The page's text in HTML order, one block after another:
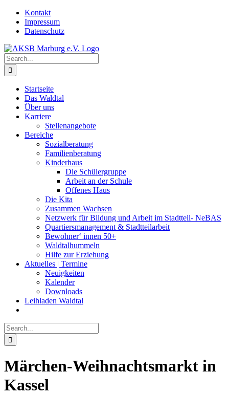
Skip
content
Kontakt
Impressum
Datenschutz
Search
for:
Startseite
Das Waldtal
Über uns
Karriere
Stellenangebote
Bereiche
Sozialberatung
Familienberatung
Kinderhaus
Die Schülergruppe
Arbeit an der Schule
Offenes Haus
Die Kita
Zusammen Wachsen
Netzwerk für Bildung und Arbeit im Stadtteil- NeBAS
Quartiersmanagement & Stadtteilarbeit
Bewohner‘ innen 50+
Waldtalhummeln
Hilfe zur Erziehung
Aktuelles | Termine
Neuigkeiten
Kalender
Downloads
Leihladen Waldtal
Search
for:
Märchen-Weihnachtsmarkt in
Kassel